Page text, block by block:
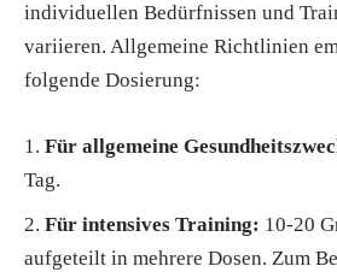
individuellen Bedürfnissen und
variieren. Allgemeine Richtlinien
folgende Dosierung:
Für allgemeine
Tag.
Für intensives Training: 10-20
aufgeteilt in mehrere Dosen. Zum